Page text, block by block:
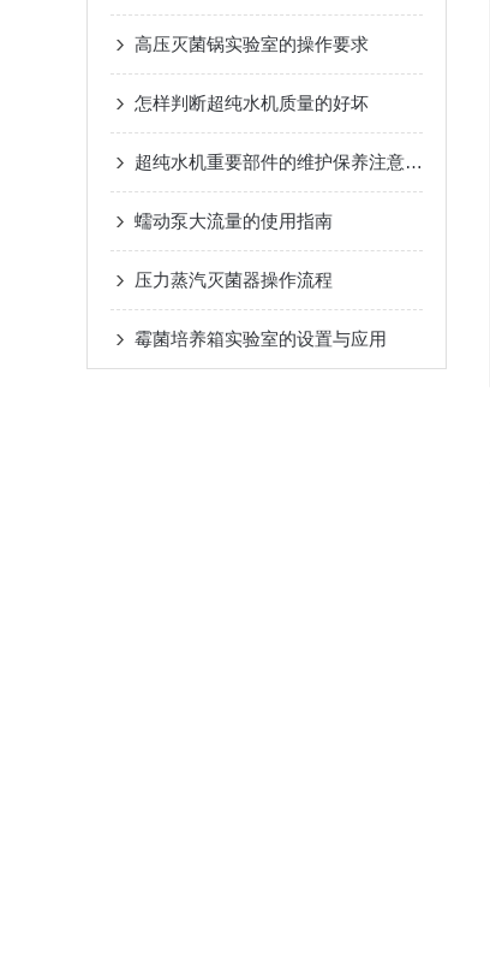
高压灭菌锅实验室的操作要求
怎样判断超纯水机质量的好坏
超纯水机重要部件的维护保养注意事项
蠕动泵大流量的使用指南
压力蒸汽灭菌器操作流程
霉菌培养箱实验室的设置与应用